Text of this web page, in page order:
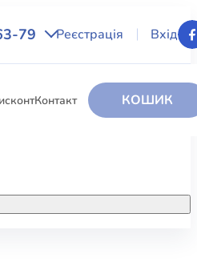
79 Реєстрація Вхід
Контакт КОШИК